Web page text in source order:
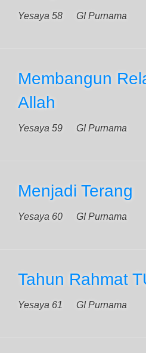
Yesaya 58 GI Purnama
Membangun
Allah
Yesaya 59 GI Purnama
Menjadi Terang
Yesaya 60 GI Purnama
Tahun Rahmat
Yesaya 61 GI Purnama